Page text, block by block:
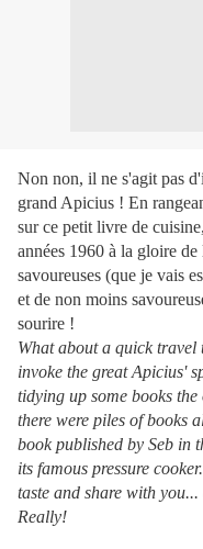
Non non, il ne s'agit pas
grand Apicius ! En
sur ce petit livre de
années 1960 à la gloire
savoureuses (que je vais
et de non moins
sourire !
What about a quick travel
invoke the great Apicius'
tidying up some books
there were piles of books
book published by Seb in
its famous pressure
taste and share with
Really!